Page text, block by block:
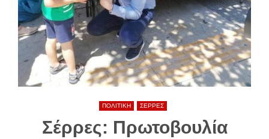
ΠΟΛΙΤΙΚΗ ΣΕΡΡΕΣ
Σέρρες: Πρωτοβουλία